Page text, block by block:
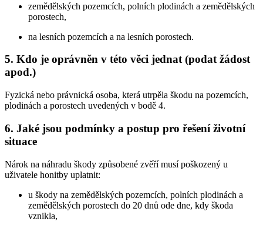
zemědělských pozemcích, polních plodinách a zemědělských
porostech,
na lesních pozemcích a na lesních porostech.
5. Kdo je oprávněn v této věci jednat (podat žádost
apod.)
Fyzická nebo právnická osoba, která utrpěla škodu na pozemcích,
plodinách a porostech uvedených v bodě 4.
6. Jaké jsou podmínky a postup pro řešení životní
situace
Nárok na náhradu škody způsobené zvěří musí poškozený u
uživatele honitby uplatnit:
u škody na zemědělských pozemcích, polních plodinách a
zemědělských porostech do 20 dnů ode dne, kdy škoda
vznikla,